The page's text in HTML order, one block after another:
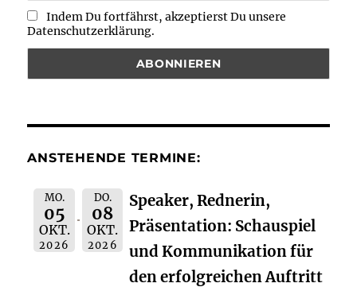
Indem Du fortfährst, akzeptierst Du unsere
Datenschutzerklärung.
ANSTEHENDE TERMINE:
MO.
05
OKT.
2026
DO.
08
OKT.
2026
Speaker, Rednerin,
Präsentation: Schauspiel
und Kommunikation für
den erfolgreichen Auftritt